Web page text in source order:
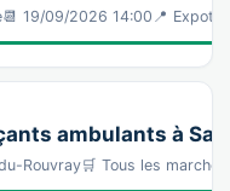
19/09/2026 14:00📍
ambulants à
Rouvray🛒 Tous les